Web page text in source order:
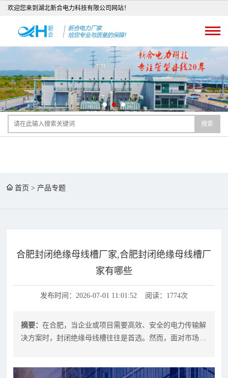
欢迎您来到湖北新合电力科技有限公司网站！
搜索
首页 > 产品专题
合肥封闭绝缘母线槽厂家,合肥封闭绝缘母线槽厂
家有哪些
发布时间：2026-07-01 11:01:52 阅读：1774次
摘要：在合肥，当企业或项目需要高效、安全的电力传输解
决方案时，封闭绝缘母线槽往往是首选。然而，面对市场上